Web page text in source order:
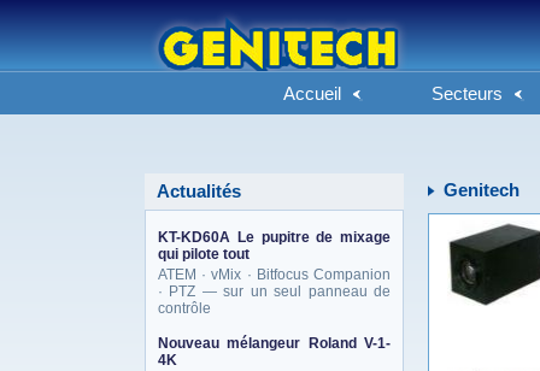
Accueil Secteurs
Actualités
KT-KD60A Le pupitre de mixage
qui pilote tout
ATEM · vMix · Bitfocus Companion
· PTZ — sur un seul panneau de
contrôle
Nouveau mélangeur Roland V-1-
4K
Genitech